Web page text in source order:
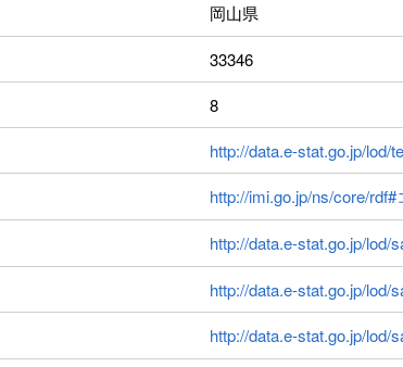
岡山県
33346
8
http://data.e-stat.go.jp/lod/
http://imi.go.jp/ns/core/rdf#
http://data.e-stat.go.jp/lod/
http://data.e-stat.go.jp/lod/
http://data.e-stat.go.jp/lod/